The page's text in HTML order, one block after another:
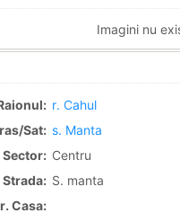
Imagini nu
r. Cahul
Sat: s. Manta
Sector: Centru
Strada: S. manta
Casa: